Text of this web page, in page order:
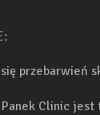
przebarwień
Clinic jest